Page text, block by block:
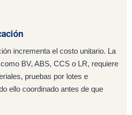
incrementa el costo unitario. La
BV, ABS, CCS o LR, requiere
pruebas por lotes e
ello coordinado antes de que